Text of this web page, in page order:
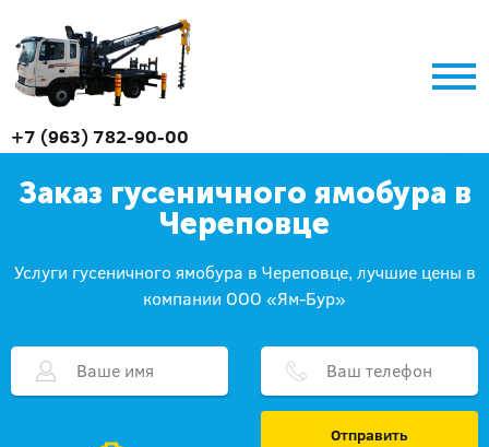
+7 (963) 782-90-00
Заказ гусеничного ямобура в
Череповце
Услуги гусеничного ямобура в Череповце, лучшие цены в
компании ООО «Ям-Бур»
Отправить